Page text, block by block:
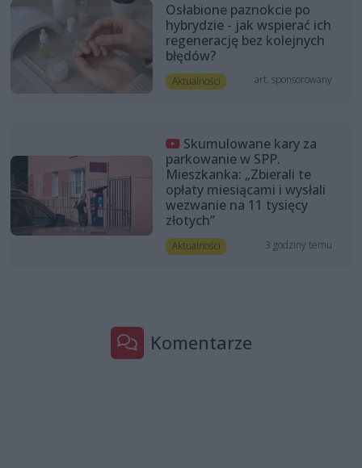
Osłabione paznokcie po
hybrydzie - jak wspierać ich
regenerację bez kolejnych
błędów?
Aktualności art. sponsorowany
Skumulowane kary za
parkowanie w SPP.
Mieszkanka: „Zbierali te
opłaty miesiącami i wysłali
wezwanie na 11 tysięcy
złotych”
Aktualności 3 godziny temu
Komentarze